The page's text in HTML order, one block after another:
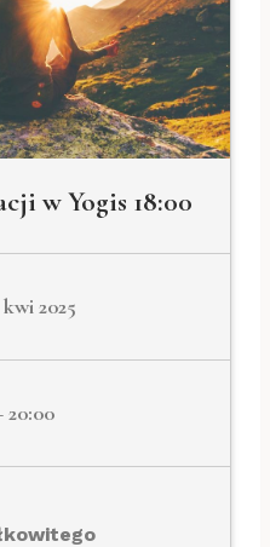
w Yogis 18:00
2025
20:00